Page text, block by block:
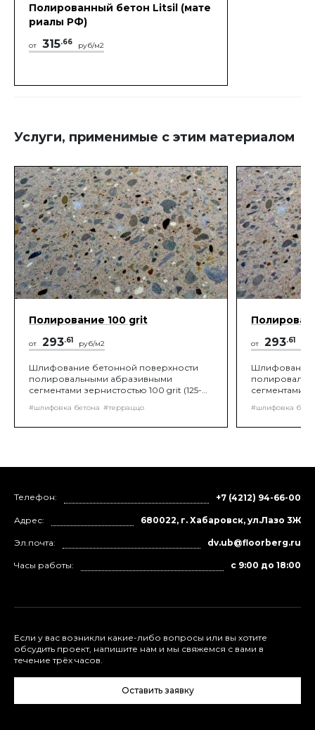
Полированный бетон Litsil (мате
риалы РФ)
от 315.66 руб/м2
Услуги, применимые с этим материалом
Полирование 100 grit
от 293.61 руб/м2
Шлифование бетонной поверхности
полировальными абразивными
сегментами зернистостью 100 grit (125-
или планетарных шлифовальных машин,
#шлифовка бетона #терраццо
от 293.61
Шлифование
сегментами
или
#шлифовка
Телефон: +7 (4212) 94-66-00
Адрес: 680022, г. Хабаровск, ул.Лазо 3Ж
Эл.почта: dv.ub@floorberg.ru
Часы работы: с 9:00 до 18:00
Если у вас возникли какие-либо вопросы или вы хотите
обсудить проект, напишите нам и мы свяжемся с вами в
течение трёх часов.
Оставить заявку